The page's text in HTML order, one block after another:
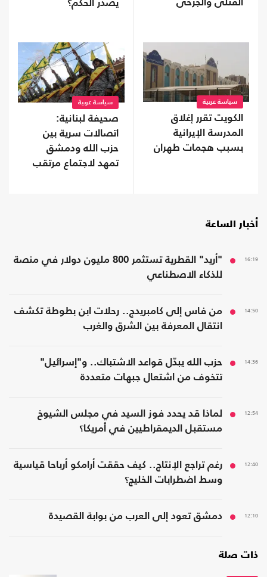
القتلى والجرحى يصدر الحكم؟
سياسة عربية
الكويت تقرر إغلاق
المدرسة الإيرانية
بسبب هجمات طهران
سياسة عربية
صحيفة لبنانية:
اتصالات سرية بين
حزب الله ودمشق
تمهد لاجتماع مرتقب
أخبار الساعة
16:19
"أريد" القطرية تستثمر 800 مليون دولار في منصة
للذكاء الاصطناعي
14:50
من فاس إلى كامبريدج.. رحلات ابن بطوطة تكشف
انتقال المعرفة بين الشرق والغرب
14:36
حزب الله يبدّل قواعد الاشتباك.. و"إسرائيل"
تتخوف من اشتعال جبهات متعددة
12:54
لماذا قد يحدد فوز السيد في مجلس الشيوخ
مستقبل الديمقراطيين في أمريكا؟
12:40
رغم تراجع الإنتاج.. كيف حققت أرامكو أرباحا قياسية
وسط اضطرابات الخليج؟
12:10 دمشق تعود إلى العرب من بوابة القصيدة
ذات صلة